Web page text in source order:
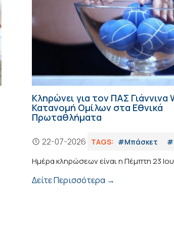
Κληρώνει για τον ΠΑΣ Γιάννινα
Κατανομή Ομίλων στα Εθνικά
Πρωταθλήματα
22-07-2026 TAGS: #Μπάσκετ
Ημέρα κληρώσεων είναι η Πέμπτη 23
Δείτε Περισσότερα →